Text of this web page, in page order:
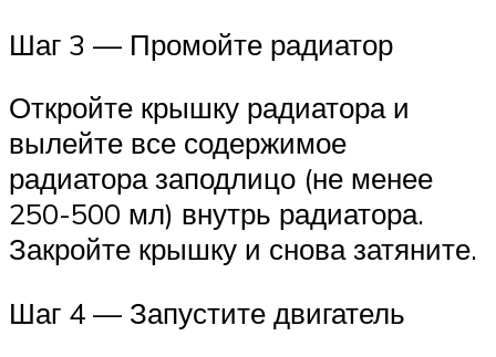
Шаг 3 — Промойте радиатор
Откройте крышку радиатора и
вылейте все содержимое
радиатора заподлицо (не менее
250-500 мл) внутрь радиатора.
Закройте крышку и снова затяните.
Шаг 4 — Запустите двигатель